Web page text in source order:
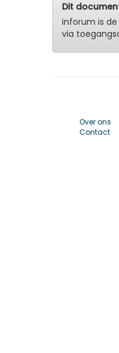
Dit
inforum is
via
Over ons
Contact